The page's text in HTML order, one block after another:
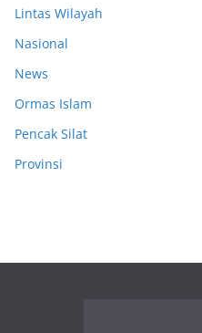
Lintas Wilayah
Nasional
News
Ormas Islam
Pencak Silat
Provinsi